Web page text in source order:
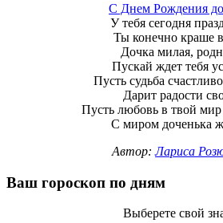
С Днем Рождения
У тебя сегодня
Ты конечно краше
Дочка милая,
Пускай ждет тебя
Пусть судьба
Дарит радости
Пусть любовь в твой мир
С миром доченька
Автор:Лариса
Ваш гороскоп по дням
Выберете свой